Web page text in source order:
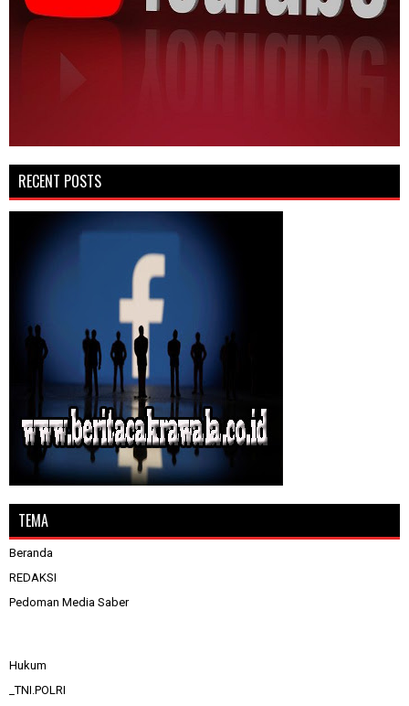
RECENT POSTS
TEMA
Beranda
REDAKSI
Pedoman Media Saber
Hukum
_TNI.POLRI